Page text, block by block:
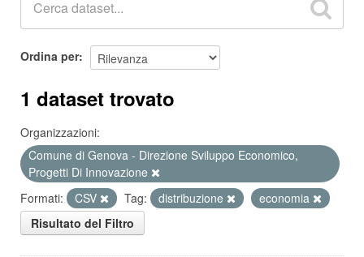
Ordina per
1 dataset trovato
Organizzazioni:
Comune di Genova - Direzione Sviluppo Economico,
Progetti Di Innovazione
Formati:
CSV Tag: distribuzione
economia
Risultato del Filtro